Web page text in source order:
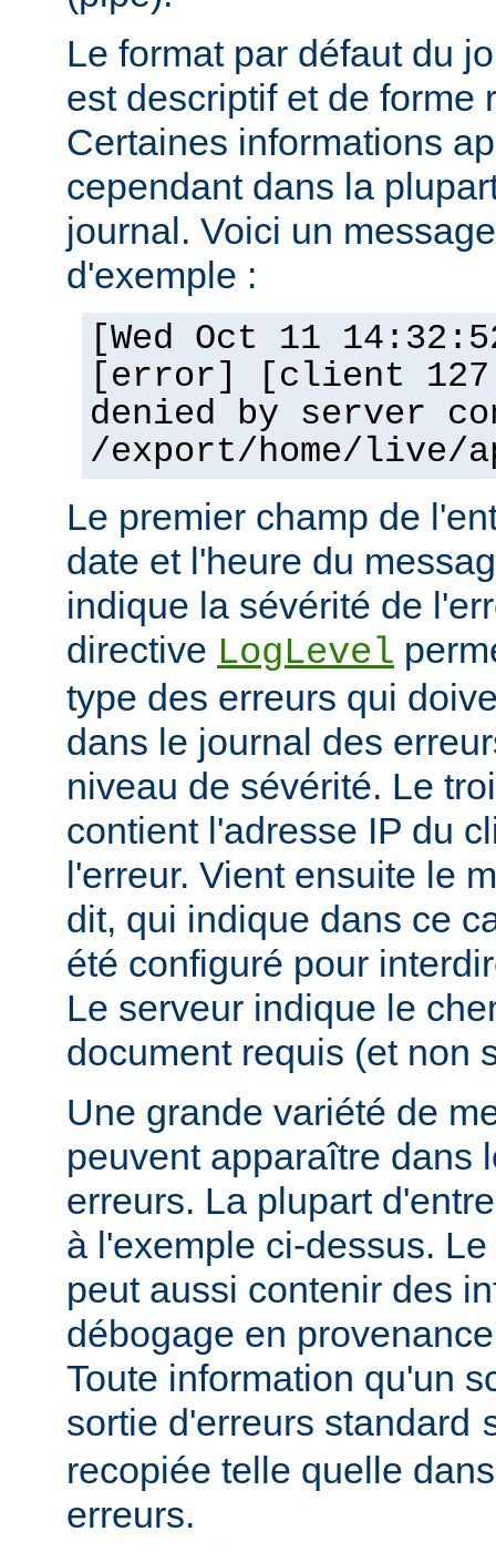
Le format par défaut du
est descriptif et de forme
Certaines informations
cependant dans la
journal. Voici un
d'exemple :
[Wed Oct 11
[error] [client
denied by server
/export/home/live/
Le premier champ de
date et l'heure du
indique la sévérité de
directive LogLevel
type des erreurs qui
dans le journal des
niveau de sévérité. Le
contient l'adresse IP du
l'erreur. Vient ensuite le
dit, qui indique dans ce
été configuré pour
Le serveur indique le
document requis (et non
Une grande variété de
peuvent apparaître dans
erreurs. La plupart
à l'exemple ci-dessus.
peut aussi contenir des
débogage en
Toute information qu'un
sortie d'erreurs standard
recopiée telle quelle
erreurs.